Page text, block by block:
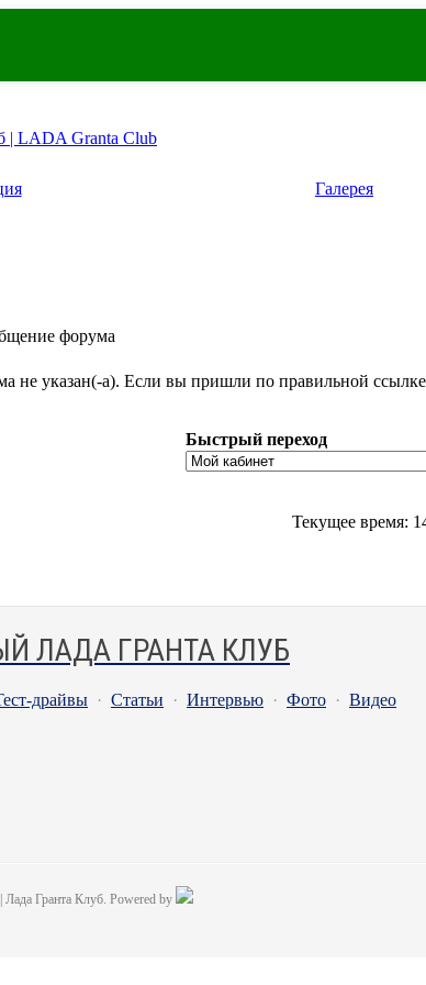
| LADA Granta Club
Галерея
форума
не указан(-а). Если вы пришли по правильной
Быстрый переход
Текущее время:
ЛАДА ГРАНТА КЛУБ
драйвы · Статьи · Интервью · Фото · Видео
Гранта Клуб. Powered by